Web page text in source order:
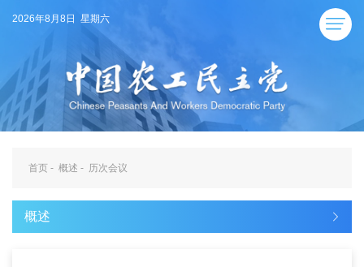
2026年8月8日 星期六
首页 - 概述 - 历次会议
概述